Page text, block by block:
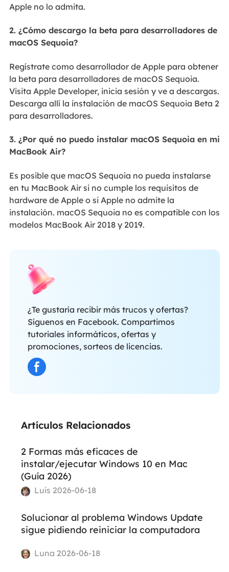
Apple no lo admita.
2. ¿Cómo descargo la beta para desarrolladores de
macOS Sequoia?
Regístrate como desarrollador de Apple para obtener
la beta para desarrolladores de macOS Sequoia.
Visita Apple Developer, inicia sesión y ve a descargas.
Descarga allí la instalación de macOS Sequoia Beta 2
para desarrolladores.
3. ¿Por qué no puedo instalar macOS Sequoia en mi
MacBook Air?
Es posible que macOS Sequoia no pueda instalarse
en tu MacBook Air si no cumple los requisitos de
hardware de Apple o si Apple no admite la
instalación. macOS Sequoia no es compatible con los
modelos MacBook Air 2018 y 2019.
¿Te gustaría recibir más trucos y ofertas?
Síguenos en Facebook. Compartimos
tutoriales informáticos, ofertas y
promociones, sorteos de licencias.
Artículos Relacionados
2 Formas más eficaces de
instalar/ejecutar Windows 10 en Mac
(Guía 2026)
Luis 2026-06-18
Solucionar al problema Windows Update
sigue pidiendo reiniciar la computadora
Luna 2026-06-18